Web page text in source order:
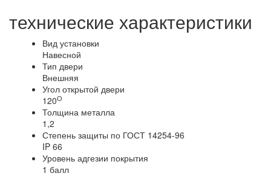
технические характеристики
Вид установки
Навесной
Тип двери
Внешняя
Угол открытой двери
120О
Толщина металла
1,2
Степень защиты по ГОСТ 14254-96
IP 66
Уровень адгезии покрытия
1 балл